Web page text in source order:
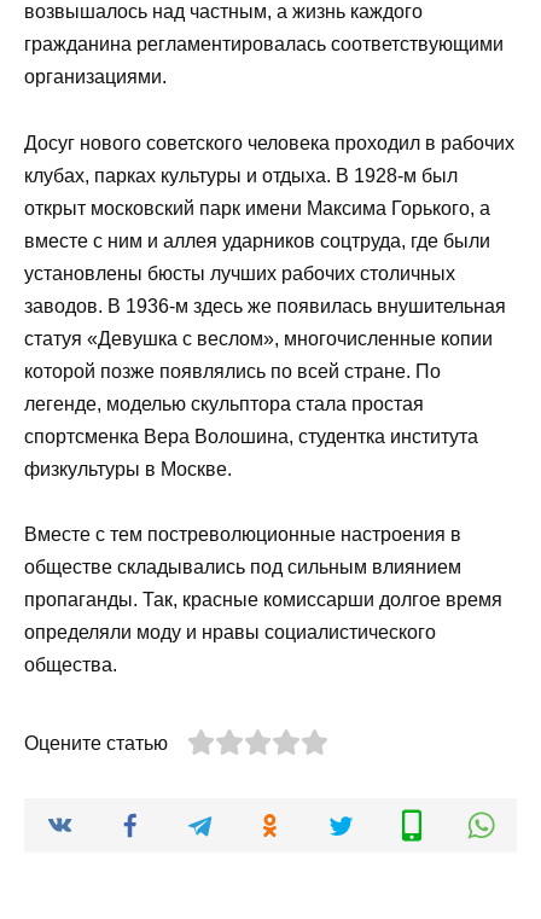
возвышалось над частным, а жизнь каждого
гражданина регламентировалась соответствующими
организациями.
Досуг нового советского человека проходил в рабочих
клубах, парках культуры и отдыха. В 1928-м был
открыт московский парк имени Максима Горького, а
вместе с ним и аллея ударников соцтруда, где были
установлены бюсты лучших рабочих столичных
заводов. В 1936-м здесь же появилась внушительная
статуя «Девушка с веслом», многочисленные копии
которой позже появлялись по всей стране. По
легенде, моделью скульптора стала простая
спортсменка Вера Волошина, студентка института
физкультуры в Москве.
Вместе с тем постреволюционные настроения в
обществе складывались под сильным влиянием
пропаганды. Так, красные комиссарши долгое время
определяли моду и нравы социалистического
общества.
Оцените статью